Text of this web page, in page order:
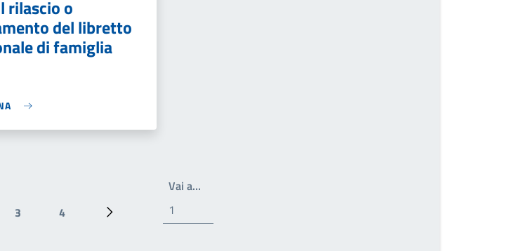
rilascio o
del libretto
di famiglia
Pagina
3
Pagina
4
Prossima pagina
Vai a…Write the page number you want to go to